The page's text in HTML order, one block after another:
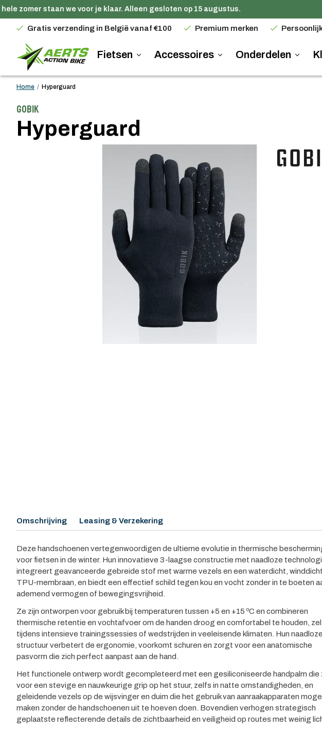
zomer staan we voor je klaar. Alleen gesloten op 15 augustus.
Gratis verzending in België vanaf €100 Premium merken
Fietsen Accessoires Onderdelen
Home / Hyperguard
Gobik
Hyperguard
Omschrijving Leasing & Verzekering
Deze handschoenen vertegenwoordigen de ultieme evolutie in thermische
voor fietsen in de winter. Hun innovatieve 3-laagse constructie met naadloze
integreert geavanceerde gebreide stof met warme vezels en een waterdicht, winddicht
TPU-membraan, en biedt een effectief schild tegen kou en vocht zonder in te boeten
ademend vermogen of bewegingsvrijheid.
Ze zijn ontworpen voor gebruik bij temperaturen tussen +5 en +15 ºC en combineren
thermische retentie en vochtafvoer om de handen droog en comfortabel te houden,
tijdens intensieve trainingssessies of wedstrijden in veeleisende klimaten. Hun naadloze
structuur verbetert de ergonomie, voorkomt schuren en zorgt voor een anatomische
pasvorm die zich perfect aanpast aan de hand.
Het functionele ontwerp wordt gecompleteerd met een gesiliconiseerde handpalm die
voor een stevige en nauwkeurige grip op het stuur, zelfs in natte omstandigheden, en
geleidende vezels op de wijsvinger en duim die het gebruik van aanraakapparaten
maken zonder de handschoenen uit te hoeven doen. Bovendien verhogen strategisch
geplaatste reflecterende details de zichtbaarheid en veiligheid op routes met weinig